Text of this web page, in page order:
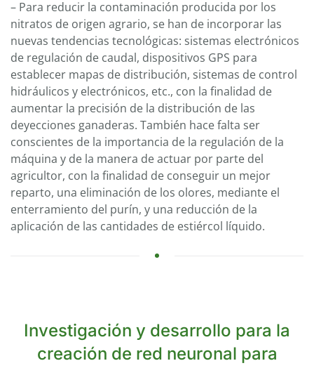
– Para reducir la contaminación producida por los
nitratos de origen agrario, se han de incorporar las
nuevas tendencias tecnológicas: sistemas electrónicos
de regulación de caudal, dispositivos GPS para
establecer mapas de distribución, sistemas de control
hidráulicos y electrónicos, etc., con la finalidad de
aumentar la precisión de la distribución de las
deyecciones ganaderas. También hace falta ser
conscientes de la importancia de la regulación de la
máquina y de la manera de actuar por parte del
agricultor, con la finalidad de conseguir un mejor
reparto, una eliminación de los olores, mediante el
enterramiento del purín, y una reducción de la
aplicación de las cantidades de estiércol líquido.
Investigación y desarrollo para la
creación de red neuronal para